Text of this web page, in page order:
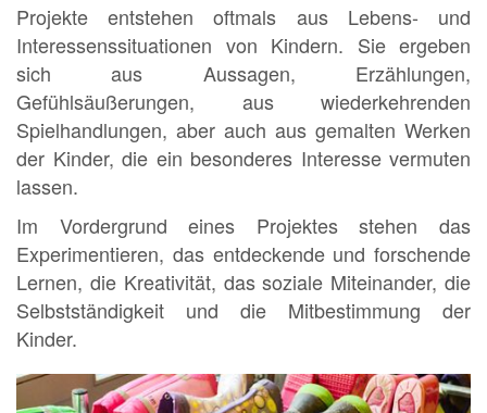
Projekte entstehen oftmals aus Lebens- und
Interessenssituationen von Kindern. Sie ergeben
sich aus Aussagen, Erzählungen,
Gefühlsäußerungen, aus wiederkehrenden
Spielhandlungen, aber auch aus gemalten Werken
der Kinder, die ein besonderes Interesse vermuten
lassen.
Im Vordergrund eines Projektes stehen das
Experimentieren, das entdeckende und forschende
Lernen, die Kreativität, das soziale Miteinander, die
Selbstständigkeit und die Mitbestimmung der
Kinder.